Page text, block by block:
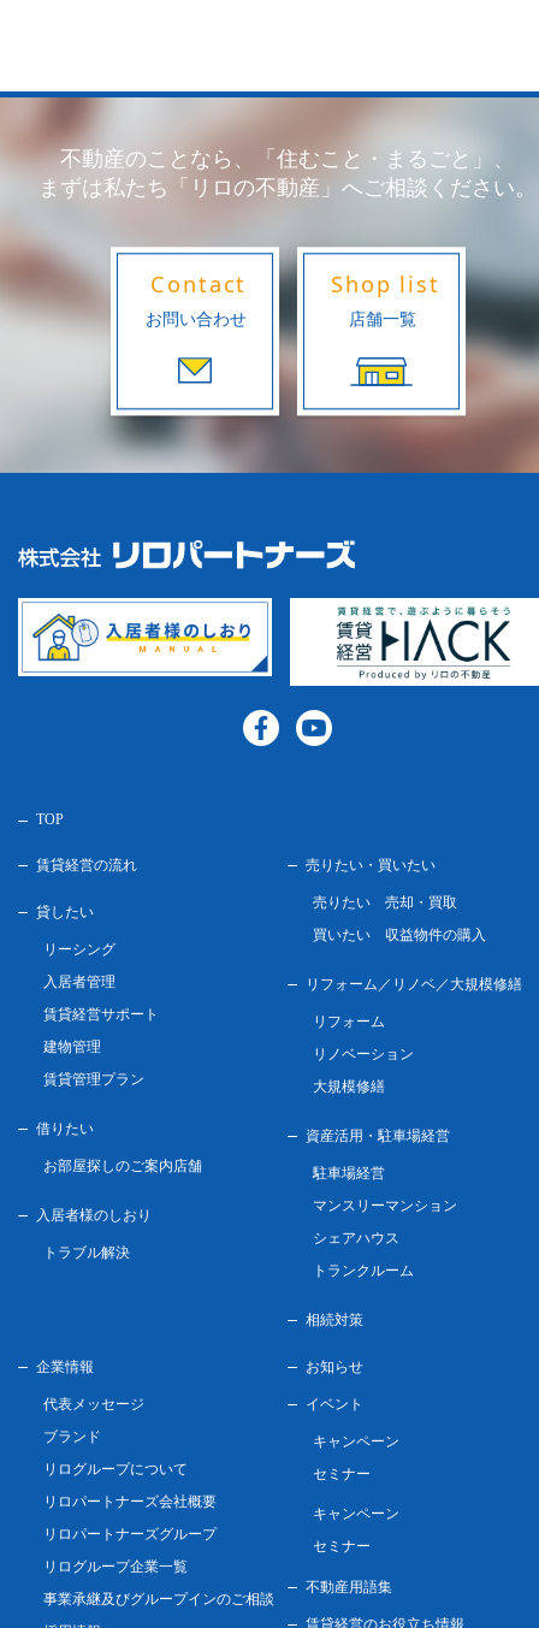
不動産のことなら、「住むこと・まるごと」、
まずは私たち「リロの不動産」へご相談ください。
TOP
賃貸経営の流れ
貸したい
リーシング
入居者管理
賃貸経営サポート
建物管理
賃貸管理プラン
借りたい
お部屋探しのご案内店舗
入居者様のしおり
トラブル解決
売りたい・買いたい
売りたい 売却・買取
買いたい 収益物件の購入
リフォーム／リノベ／ 大規模修繕
リフォーム
リノベーション
大規模修繕
資産活用・駐車場経営
駐車場経営
マンスリーマンション
シェアハウス
トランクルーム
相続対策
企業情報
代表メッセージ
ブランド
リログループについて
リロパートナーズ会社概要
リロパートナーズグループ
リログループ企業一覧
事業承継及びグループインのご相談
お知らせ
イベント
キャンペーン
セミナー
キャンペーン
セミナー
不動産用語集